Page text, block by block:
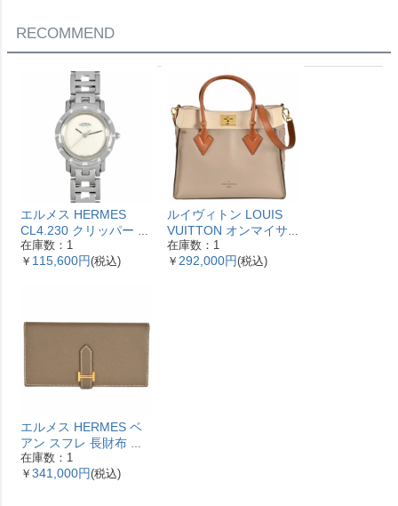
RECOMMEND
エルメス HERMES
CL4.230 クリッパー ナ
クレ 腕時計 シェル文字
盤 ベゼル12Pダイヤ レ
在庫数：1
￥ 115,600円(税込)
ルイヴィトン LOUIS
VUITTON オンマイサ
イドMM ハンドバッグ
2WAY レザー M53825
在庫数：1
￥ 292,000円(税込)
エルメス HERMES ベ
アン スフレ 長財布 ヴ
ォーエプソン Y刻印 エ
トゥープ ゴールド金具
在庫数：1
￥ 341,000円(税込)